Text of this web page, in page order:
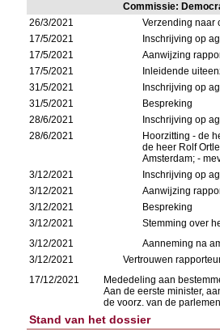
Commissie:
26/3/2021
Verzending naar
17/5/2021
Inschrijving op
17/5/2021
Aanwijzing
17/5/2021
Inleidende
31/5/2021
Inschrijving op
31/5/2021
Bespreking
28/6/2021
Inschrijving op
28/6/2021
Hoorzitting - de
de heer Rolf
Amsterdam; -
3/12/2021
Inschrijving op
3/12/2021
Aanwijzing
3/12/2021
Bespreking
3/12/2021
Stemming over
3/12/2021
Aanneming na
3/12/2021
Vertrouwen
17/12/2021
Mededeling aan
Aan de eerste minister,
de voorz. van de
Stand van het dossier